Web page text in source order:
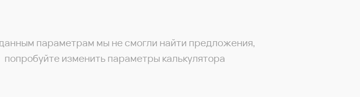
параметрам мы не смогли найти предложения,
попробуйте изменить параметры калькулятора